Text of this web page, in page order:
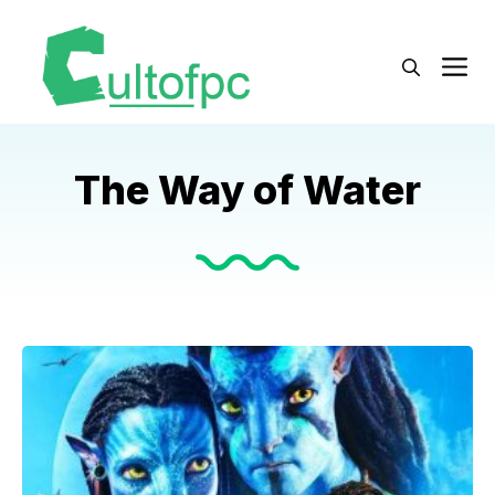
The Way of Water